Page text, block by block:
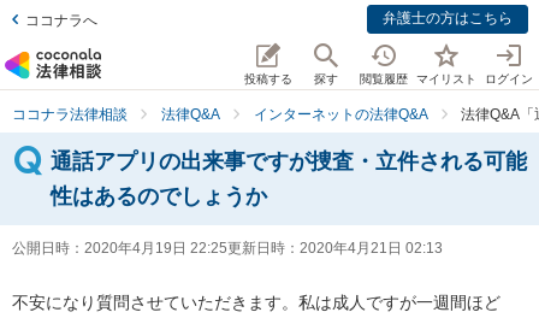
ココナラへ 弁護士の方はこちら
投稿する 探す 閲覧履歴 マイリスト ログイン
ココナラ法律相談 法律Q&A インターネットの法律Q&A 法律Q&A
通話アプリの出来事ですが捜査・立件される可能
性はあるのでしょうか
公開日時： 2020年4月19日 22:25更新日時： 2020年4月21日 02:13
不安になり質問させていただきます。私は成人ですが一週間ほど